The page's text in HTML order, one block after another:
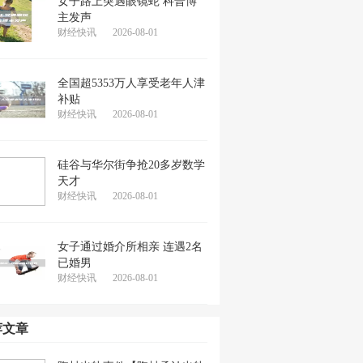
主发声
财经快讯 2026-08-01
全国超5353万人享受老年人津
补贴
财经快讯 2026-08-01
硅谷与华尔街争抢20多岁数学
天才
财经快讯 2026-08-01
女子通过婚介所相亲 连遇2名
已婚男
财经快讯 2026-08-01
章